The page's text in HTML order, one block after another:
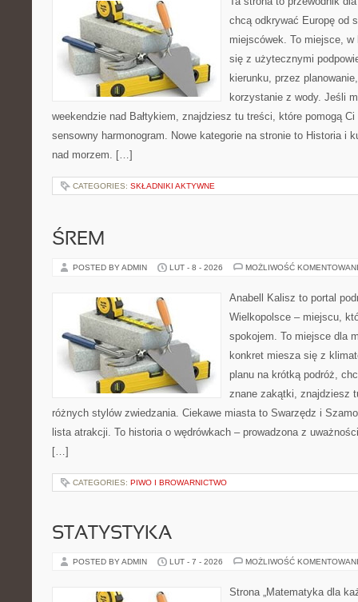
chcą odkrywać Europę od
miejscówek. To miejsce,
się z użytecznymi
kierunku, przez
korzystanie z wody. Jeśli
weekendzie nad Bałtykiem, znajdziesz tu treści, które pomogą Ci
sensowny harmonogram. Nowe kategorie na stronie to Historia i
nad morzem. […]
CATEGORIES: SKŁADNIKI AKTYWNE
ŚREM
POSTED BY ADMIN LUT - 8 - 2026 MOŻLIWOŚĆ
Anabell Kalisz to portal
Wielkopolsce – miejscu,
spokojem. To miejsce dla
konkret miesza się z
planu na krótką podróż,
znane zakątki, znajdziesz
różnych stylów zwiedzania. Ciekawe miasta to Swarzędz i
lista atrakcji. To historia o wędrówkach – prowadzona z
[…]
CATEGORIES: PIWO I BROWARNICTWO
STATYSTYKA
POSTED BY ADMIN LUT - 7 - 2026 MOŻLIWOŚĆ
Strona „Matematyka dla